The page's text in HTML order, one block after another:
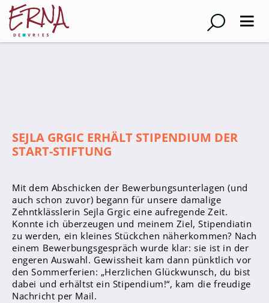
Lehrer*innen
Schulsozialarbeiter
Teams
Schüler*innen
Schüler*innenvertretung
Sporthelfer*innen
Sanitätsdienst
SEJLA GRGIC ERHÄLT STIPENDIUM DER
START-STIFTUNG
Mit dem Abschicken der Bewerbungsunterlagen (und
auch schon zuvor) begann für unsere damalige
Zehntklässlerin Sejla Grgic eine aufregende Zeit.
Konnte ich überzeugen und meinem Ziel, Stipendiatin
zu werden, ein kleines Stückchen näherkommen? Nach
einem Bewerbungsgespräch wurde klar: sie ist in der
engeren Auswahl. Gewissheit kam dann pünktlich vor
den Sommerferien: „Herzlichen Glückwunsch, du bist
dabei und erhältst ein Stipendium!“, kam die freudige
Nachricht per Mail.